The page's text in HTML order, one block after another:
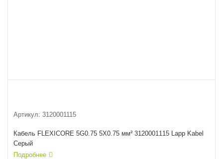
Артикул: 3120001115
Кабель FLEXICORE 5G0.75 5X0.75 мм² 3120001115 Lapp Kabel
Серый
Подробнее